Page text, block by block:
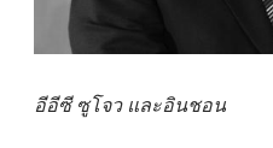
อีอีซี ซูโจว และอินชอน